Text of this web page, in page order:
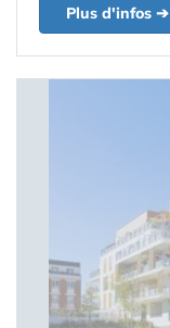
Plus d'infos ➔